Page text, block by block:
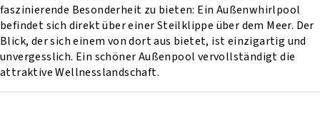
faszinierende Besonderheit zu bieten: Ein Außenwhirlpool
befindet sich direkt über einer Steilklippe über dem Meer. Der
Blick, der sich einem von dort aus bietet, ist einzigartig und
unvergesslich. Ein schöner Außenpool vervollständigt die
attraktive Wellnesslandschaft.